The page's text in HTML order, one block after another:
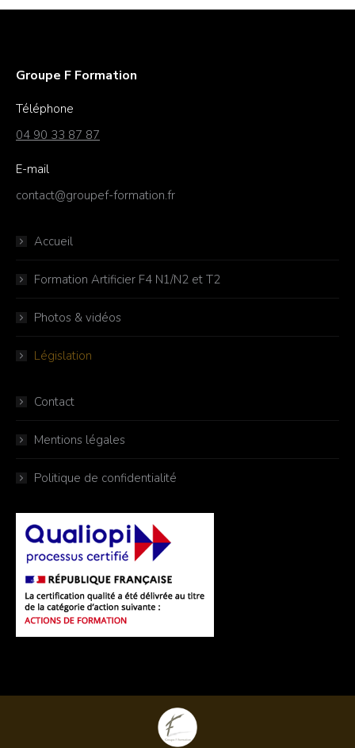
Groupe F Formation
Téléphone
04 90 33 87 87
E-mail
contact@groupef-formation.fr
Accueil
Formation Artificier F4 N1/N2 et T2
Photos & vidéos
Législation
Contact
Mentions légales
Politique de confidentialité